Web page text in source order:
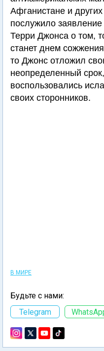
Афганистане и
послужило
Терри Джонса о том,
станет днем
то Джонс отложил
неопределенный
воспользовались
своих сторонников.
В МИРЕ
Будьте с нами:
Telegram